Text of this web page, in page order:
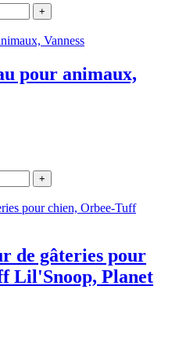
+
pour animaux,
+
de gâteries pour
Lil'Snoop, Planet